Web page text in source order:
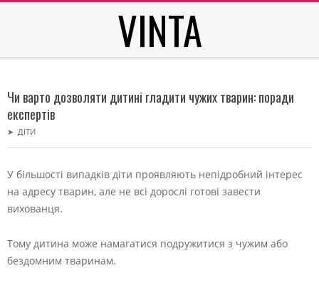
VINTA
Menu
Чи варто дозволяти дитині гладити чужих тварин: поради
експертів
➤ ДІТИ
У більшості випадків діти проявляють непідробний інтерес
на адресу тварин, але не всі дорослі готові завести
вихованця.
Тому дитина може намагатися подружитися з чужим або
бездомним тваринам.